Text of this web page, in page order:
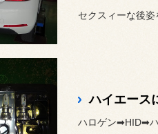
セクスィーな後姿